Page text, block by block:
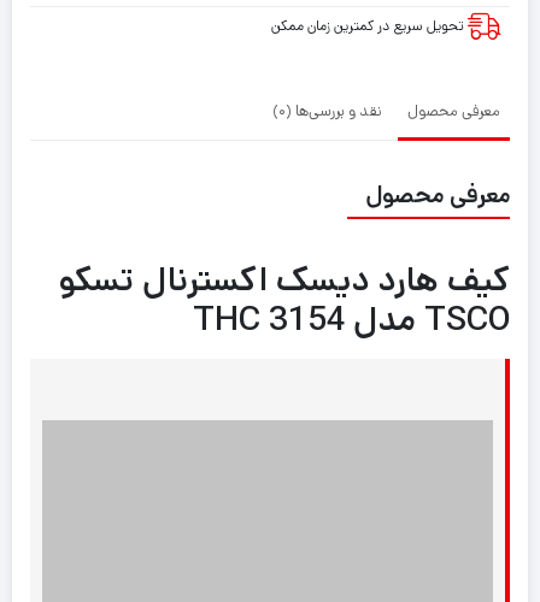
تحویل سریع در کمترین زمان ممکن
معرفی محصول نقد و بررسی‌ها (0)
معرفی محصول
کیف هارد دیسک اکسترنال تسکو
TSCO مدل THC 3154